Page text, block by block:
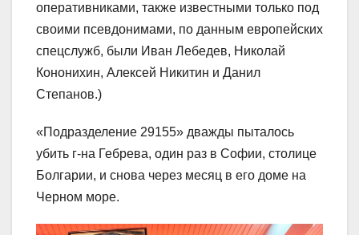
оперативниками, также известными только под
своими псевдонимами, по данным европейских
спецслужб, были Иван Лебедев, Николай
Кононихин, Алексей Никитин и Данил
Степанов.)
«Подразделение 29155» дважды пыталось
убить г-на Гебрева, один раз в Софии, столице
Болгарии, и снова через месяц в его доме на
Черном море.